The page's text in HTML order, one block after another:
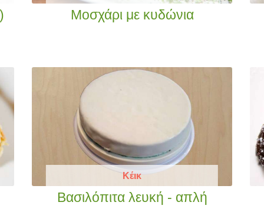
Μοσχάρι με κυδώνια
Κέικ
Βασιλόπιτα λευκή - απλή